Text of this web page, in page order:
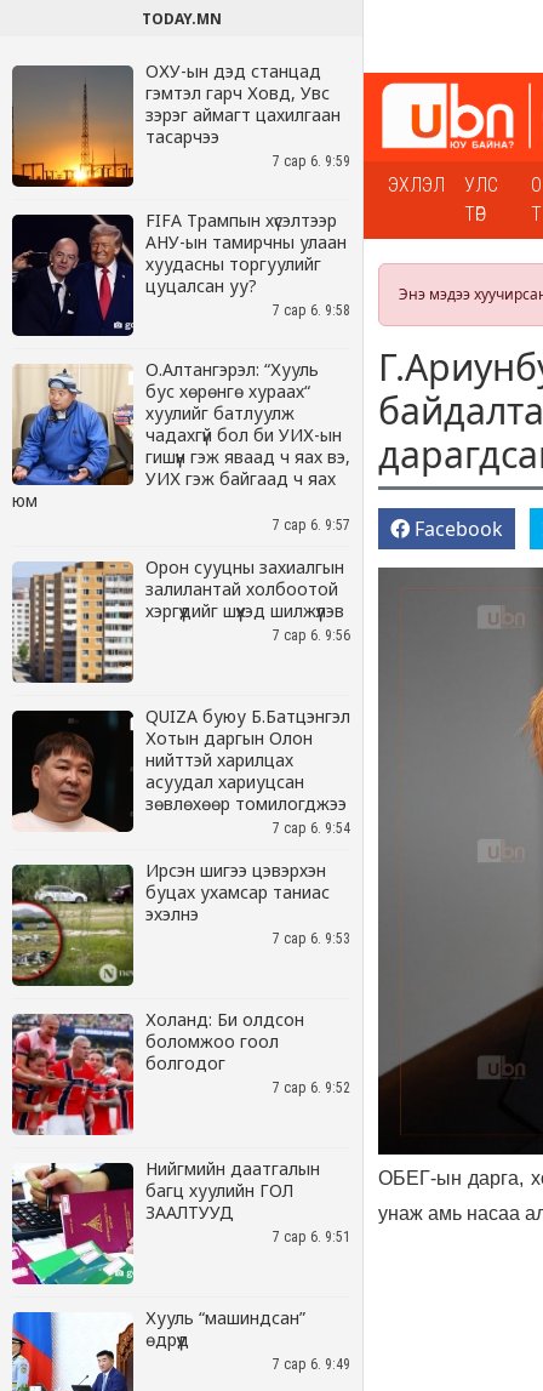
TODAY.MN
ОХУ-ын дэд станцад
гэмтэл гарч Ховд, Увс
зэрэг аймагт цахилгаан
тасарчээ
7 сар 6. 9:59
FIFA Трампын хүсэлтээр
АНУ-ын тамирчны улаан
хуудасны торгуулийг
цуцалсан уу?
7 сар 6. 9:58
О.Алтангэрэл: “Хууль
бус хөрөнгө хураах“
хуулийг батлуулж
чадахгүй бол би УИХ-ын
гишүүн гэж яваад ч яах вэ,
УИХ гэж байгаад ч яах
юм
7 сар 6. 9:57
Орон сууцны захиалгын
залилантай холбоотой
хэргүүдийг шүүхэд шилжүүлэв
7 сар 6. 9:56
QUIZA буюу Б.Батцэнгэл
Хотын даргын Олон
нийттэй харилцах
асуудал хариуцсан
зөвлөхөөр томилогджээ
7 сар 6. 9:54
Ирсэн шигээ цэвэрхэн
буцах ухамсар таниас
эхэлнэ
7 сар 6. 9:53
Холанд: Би олдсон
боломжоо гоол
болгодог
7 сар 6. 9:52
Нийгмийн даатгалын
багц хуулийн ГОЛ
ЗААЛТУУД
7 сар 6. 9:51
Хууль “машиндсан”
өдрүүд
7 сар 6. 9:49